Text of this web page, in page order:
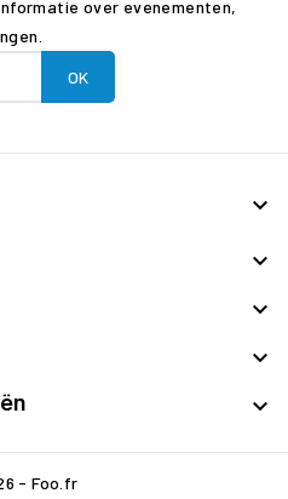
over evenementen,





- Foo.fr